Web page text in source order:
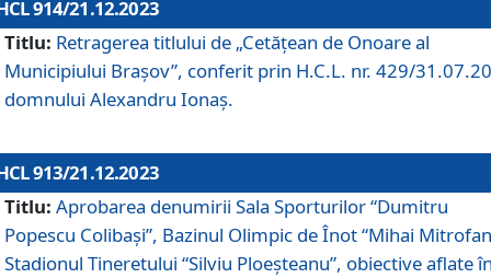
914/21.12.2023
Titlu: Retragerea titlului de „Cetățean de Onoare al
Municipiului Brașov”, conferit prin H.C.L. nr. 429/
domnului Alexandru Ionaș.
913/21.12.2023
Titlu: Aprobarea denumirii Sala Sporturilor “Dumitru
Popescu Colibași”, Bazinul Olimpic de Înot “Mihai
Stadionul Tineretului “Silviu Ploeșteanu”, obiective aflate